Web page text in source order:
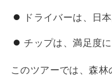
ドライバーは、日
チップは、満足度
このツアーでは、森